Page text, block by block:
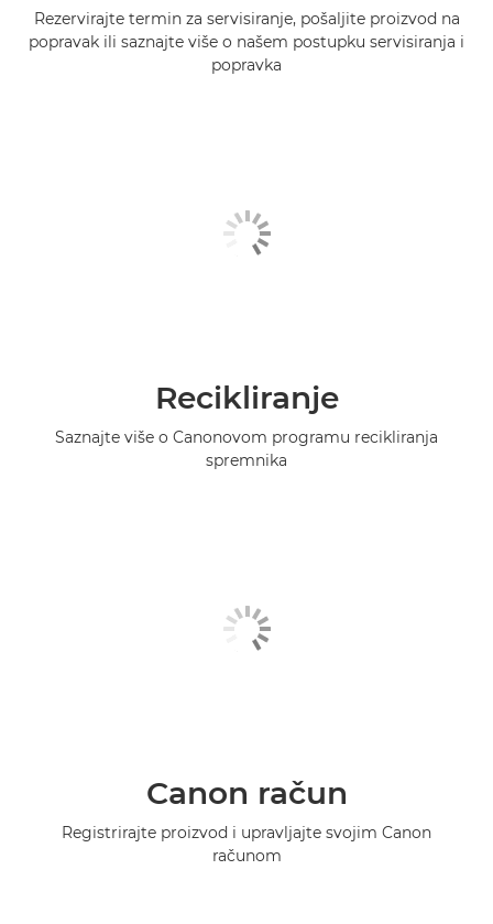
Rezervirajte termin za servisiranje, pošaljite proizvod na
popravak ili saznajte više o našem postupku servisiranja i
popravka
Recikliranje
Saznajte više o Canonovom programu recikliranja
spremnika
Canon račun
Registrirajte proizvod i upravljajte svojim Canon
računom